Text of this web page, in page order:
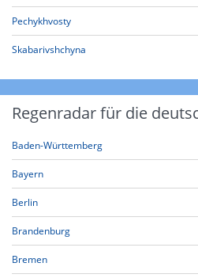
Pechykhvosty
Skabarivshchyna
Regenradar für die
Baden-Württemberg
Bayern
Berlin
Brandenburg
Bremen